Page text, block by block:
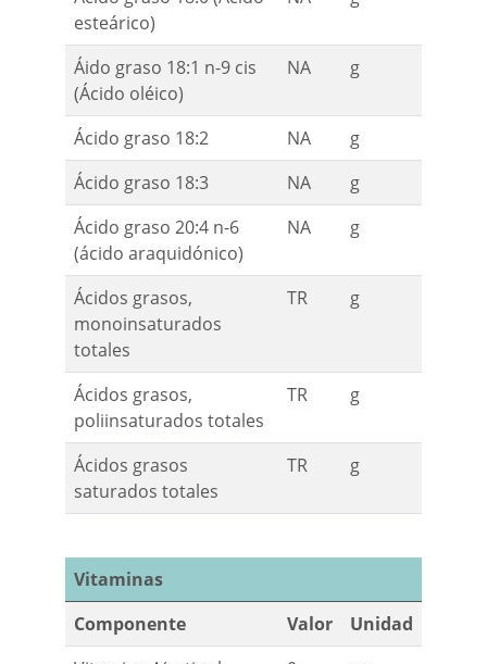
esteárico)
Áido graso 18:1 n-9 cis
(Ácido oléico)
NA g
Ácido graso 18:2 NA
g
Ácido graso 18:3
NA
g
Ácido graso 20:4 n-6
(ácido araquidónico)
NA g
Ácidos grasos,
monoinsaturados
totales
TR g
Ácidos grasos,
poliinsaturados totales
TR g
Ácidos grasos
saturados totales
TR g
Vitaminas
Componente
Valor
Unidad